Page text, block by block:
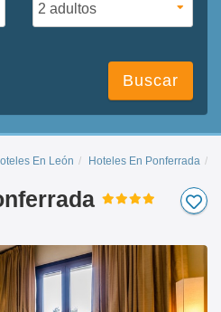
Buscar
En León Hoteles En Ponferrada